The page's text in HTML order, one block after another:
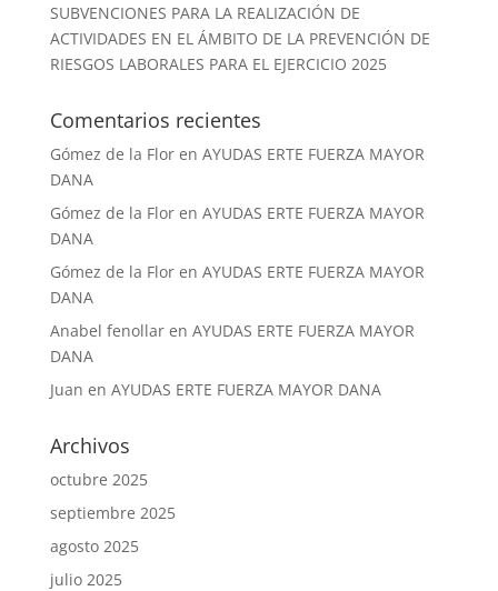
SUBVENCIONES PARA LA REALIZACIÓN DE
ACTIVIDADES EN EL ÁMBITO DE LA PREVENCIÓN DE
RIESGOS LABORALES PARA EL EJERCICIO 2025
Comentarios recientes
Gómez de la Floren AYUDAS ERTE FUERZA MAYOR
DANA
Gómez de la Floren AYUDAS ERTE FUERZA MAYOR
DANA
Gómez de la Floren AYUDAS ERTE FUERZA MAYOR
DANA
Anabel fenollaren AYUDAS ERTE FUERZA MAYOR
DANA
Juan en AYUDAS ERTE FUERZA MAYOR DANA
Archivos
octubre 2025
septiembre 2025
agosto 2025
julio 2025